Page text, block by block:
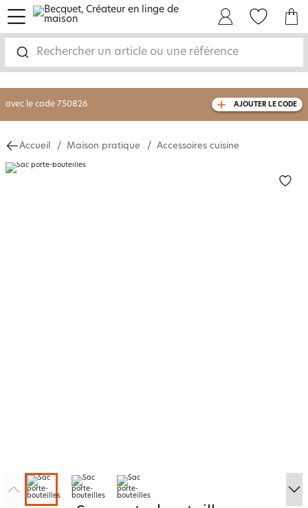
Rechercher un article ou une référence
menu
-30% sur votre commandedès 2 articles
livraison GRATUITEdès 110€ d'achat
avec le code 750826 AJOUTER LE CODE
Accueil Maison pratique Accessoires cuisine